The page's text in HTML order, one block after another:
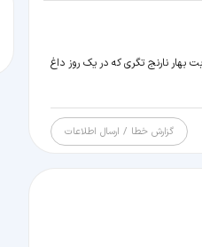
بهار نارنج تگری که در یک روز داغ
گزارش خطا / ارسال اطلاعات